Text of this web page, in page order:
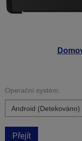
Operační systém:
Přejít